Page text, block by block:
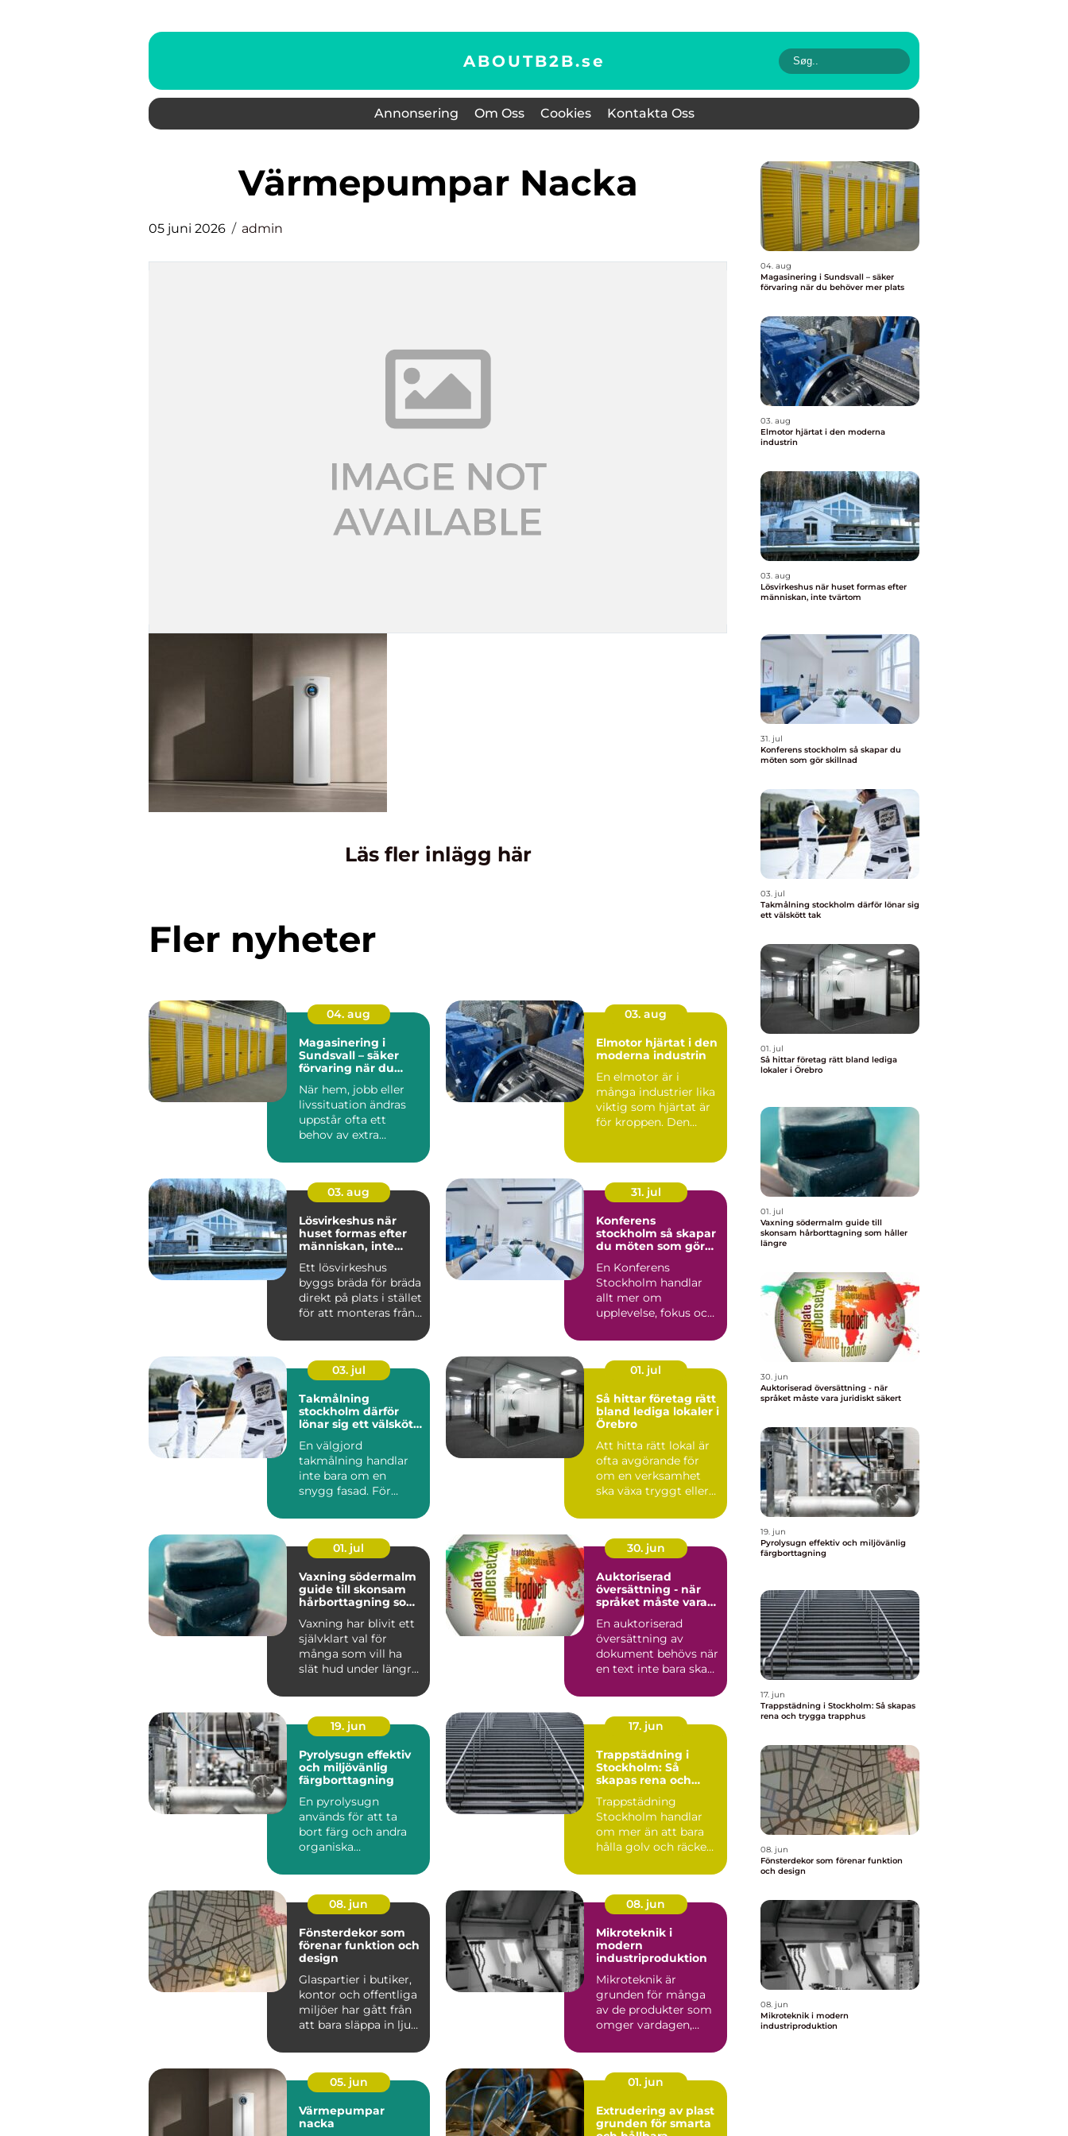
ABOUTB2B.se
Annonsering Om Oss Cookies Kontakta Oss
Värmepumpar Nacka
05 juni 2026 admin
Läs fler inlägg här
Fler nyheter
04. aug
Magasinering i
Sundsvall – säker
förvaring när du
När hem, jobb eller
livssituation ändras
uppstår ofta ett
behov av extra
03. aug
Elmotor hjärtat i den
moderna industrin
En elmotor är i
många industrier lika
viktig som hjärtat är
för kroppen. Den
03. aug
Lösvirkeshus när
huset formas efter
människan, inte
Ett lösvirkeshus
byggs bräda för bräda
direkt på plats i stället
för att monteras från
31. jul
Konferens
stockholm så skapar
du möten som gör
En Konferens
Stockholm handlar
allt mer om
upplevelse, fokus och
lokal med sto...
03. jul
Takmålning
stockholm därför
lönar sig ett välskött
En välgjord
takmålning handlar
inte bara om en
snygg fasad. För
bostadsrättsför...
01. jul
Så hittar företag rätt
bland lediga lokaler i
Örebro
Att hitta rätt lokal är
ofta avgörande för
om en verksamhet
ska växa tryggt eller
01. jul
Vaxning södermalm
guide till skonsam
hårborttagning som
Vaxning har blivit ett
självklart val för
många som vill ha
slät hud under längre
30. jun
Auktoriserad
översättning - när
språket måste vara
En auktoriserad
översättning av
dokument behövs när
en text inte bara ska
19. jun
Pyrolysugn effektiv
och miljövänlig
färgborttagning
En pyrolysugn
används för att ta
bort färg och andra
organiska
metallföremål med
17. jun
Trappstädning i
Stockholm: Så
skapas rena och
Trappstädning
Stockholm handlar
om mer än att bara
hålla golv och räcken
08. jun
Fönsterdekor som
förenar funktion och
design
Glaspartier i butiker,
kontor och offentliga
miljöer har gått från
att bara släppa in ljus
08. jun
Mikroteknik i
modern
industriproduktion
Mikroteknik är
grunden för många
av de produkter som
omger vardagen,
05. jun
Värmepumpar
nacka
01. jun
Extrudering av plast
grunden för smarta
04. aug
Magasinering i Sundsvall – säker
förvaring när du behöver mer plats
03. aug
Elmotor hjärtat i den moderna
industrin
03. aug
Lösvirkeshus när huset formas efter
människan, inte tvärtom
31. jul
Konferens stockholm så skapar du
möten som gör skillnad
03. jul
Takmålning stockholm därför lönar sig
ett välskött tak
01. jul
Så hittar företag rätt bland lediga
lokaler i Örebro
01. jul
Vaxning södermalm guide till
skonsam hårborttagning som håller
längre
30. jun
Auktoriserad översättning - när
språket måste vara juridiskt säkert
19. jun
Pyrolysugn effektiv och miljövänlig
färgborttagning
17. jun
Trappstädning i Stockholm: Så skapas
rena och trygga trapphus
08. jun
Fönsterdekor som förenar funktion
och design
08. jun
Mikroteknik i modern
industriproduktion